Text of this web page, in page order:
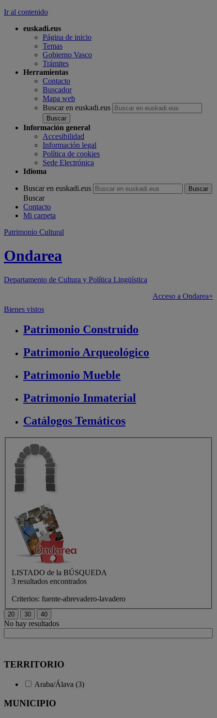
Ir al contenido
euskadi.eus
Página de inicio
Temas
Gobierno Vasco
Trámites
Herramientas
Contacto
Buscador
Mapa web
Buscar en euskadi.eus
Información general
Accesibilidad
Información legal
Política de cookies
Sede Electrónica
Idioma
Buscar en euskadi.eus
Buscar
Contacto
Mi carpeta
Patrimonio Cultural
Ondarea
Departamento de Cultura y Política Lingüística
Acceso a Ondarea+
Bienes vistos
Patrimonio Construido
Patrimonio Arqueológico
Patrimonio Mueble
Patrimonio Inmaterial
Catálogos Temáticos
LISTADO de la BÚSQUEDA
3 resultados encontrados
Criterios: fuente-abrevadero-lavadero
No hay resultados
TERRITORIO
Araba/Álava (3)
MUNICIPIO